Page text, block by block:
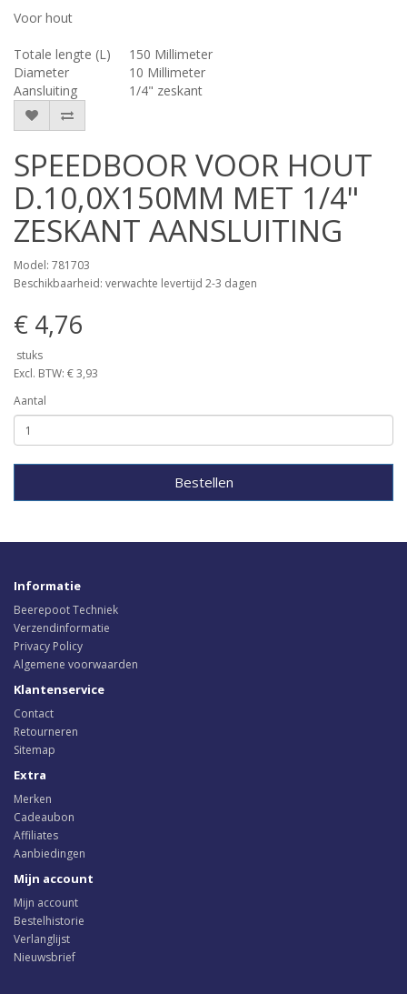
Voor hout
Totale lengte (L)
150 Millimeter
Diameter
10 Millimeter
Aansluiting
1/4" zeskant
SPEEDBOOR VOOR HOUT
D.10,0X150MM MET 1/4"
ZESKANT AANSLUITING
Model: 781703
Beschikbaarheid: verwachte levertijd 2-3 dagen
€ 4,76
stuks
Excl. BTW: € 3,93
Aantal
Bestellen
Informatie
Beerepoot Techniek
Verzendinformatie
Privacy Policy
Algemene voorwaarden
Klantenservice
Contact
Retourneren
Sitemap
Extra
Merken
Cadeaubon
Affiliates
Aanbiedingen
Mijn account
Mijn account
Bestelhistorie
Verlanglijst
Nieuwsbrief